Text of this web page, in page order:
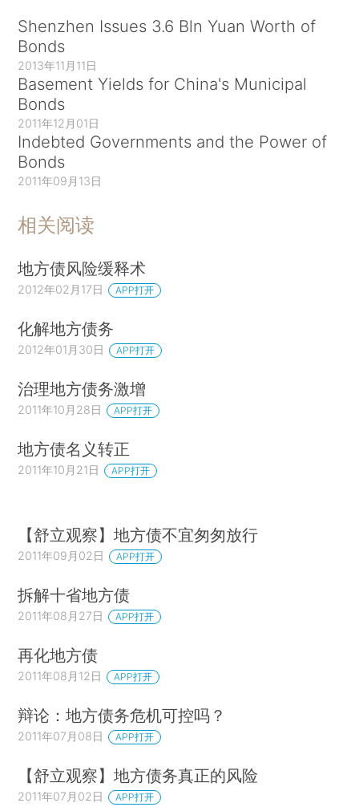
Shenzhen Issues 3.6 Bln Yuan Worth of
Bonds
2013年11月11日
Basement Yields for China's Municipal
Bonds
2011年12月01日
Indebted Governments and the Power of
Bonds
2011年09月13日
相关阅读
地方债风险缓释术
2012年02月17日 APP打开
化解地方债务
2012年01月30日 APP打开
治理地方债务激增
2011年10月28日 APP打开
地方债名义转正
2011年10月21日 APP打开
【舒立观察】地方债不宜匆匆放行
2011年09月02日 APP打开
拆解十省地方债
2011年08月27日 APP打开
再化地方债
2011年08月12日 APP打开
辩论：地方债务危机可控吗？
2011年07月08日 APP打开
【舒立观察】地方债务真正的风险
2011年07月02日 APP打开